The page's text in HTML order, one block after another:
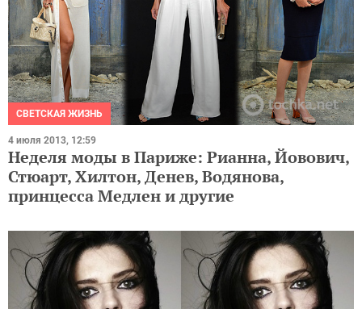
СВЕТСКАЯ ЖИЗНЬ
4 июля 2013, 12:59
Неделя моды в Париже: Рианна, Йовович,
Стюарт, Хилтон, Денев, Водянова,
принцесса Медлен и другие